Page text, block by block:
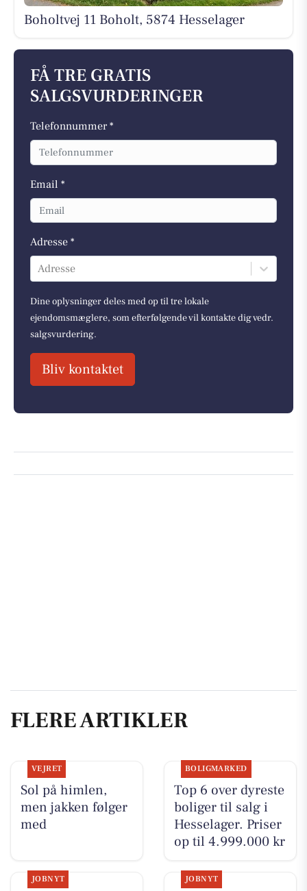
Boholtvej 11 Boholt, 5874 Hesselager
FÅ TRE GRATIS
SALGSVURDERINGER
Telefonnummer *
Email *
Adresse *
Adresse
Dine oplysninger deles med op til tre lokale
ejendomsmæglere, som efterfølgende vil kontakte dig vedr.
salgsvurdering.
Bliv kontaktet
FLERE ARTIKLER
VEJRET
Sol på himlen,
men jakken følger
med
BOLIGMARKED
Top 6 over dyreste
boliger til salg i
Hesselager. Priser
op til 4.999.000 kr
JOBNYT JOBNYT